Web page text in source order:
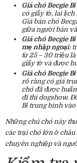
Giá chó Becgie
có giấy tờ, lai lịch
Giá bán chó
giữa người bán
Giá chó Becgie
mẹ nhập ngoại:
từ 25 – 30 triệu
giấy tờ và được
Giá chó Becgie
rõ ràng có giá
chó đã được
đi thi dogshow.
Bỉ trung bình
Những chú chó này
các trại chó lớn ở
chuyên nghiệp và